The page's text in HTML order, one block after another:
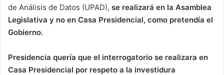
de Análisis de Datos (UPAD), se realizará en la Asamblea
Legislativa y no en Casa Presidencial, como pretendía el
Gobierno.
Presidencia quería que el interrogatorio se realizara en
Casa Presidencial por respeto a la investidura